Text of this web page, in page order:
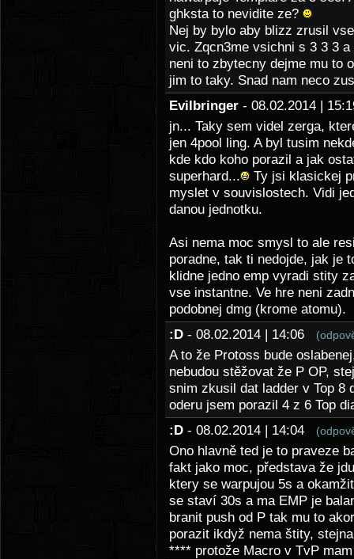
ghksta to nevidite ze?
Nej by bylo aby blizz zrusil
vic. Zqcn3me vsichni s 3 3 3
neni to zbytecny dejme mu to
jim to taky. Snad nam neco
Evilbringer - 08.02.2014 |
jn... Taky sem videl zerga,
jen 4pool ling. A byl tusim
kde kdo koho porazil a jak
superhard...
Ty jsi klasickej
myslet v souvislostech. Vidi
danou jednotku.
Asi nema moc smysl to ale
poradne, tak ti nedojde, jak je
klidne jedno emp vyradi stity
vse instantne. Ve hre neni
podobnej dmg (krome atomu).
:D - 08.02.2014 | 14:06
A to že Protoss bude
nebudou stěžovat že P OP,
snim zkusil dat ladder v Top 8
oderu jsem porazil 4 z 6 Top
:D - 08.02.2014 | 14:04
Ono hlavně ted je to praveze
fakt jako moc, představa že
ktery se warpujou 5s a
se staví 30s a ma EMP je
branit push od P tak mu to
porazit ikdyž nema štity,
**** protože Macro v TvP